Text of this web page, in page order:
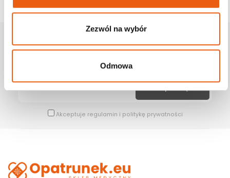
Zezwól na wybór
Odmowa
Zapisz Się Na Newsletter
Akceptuje regulamin i politykę prywatności